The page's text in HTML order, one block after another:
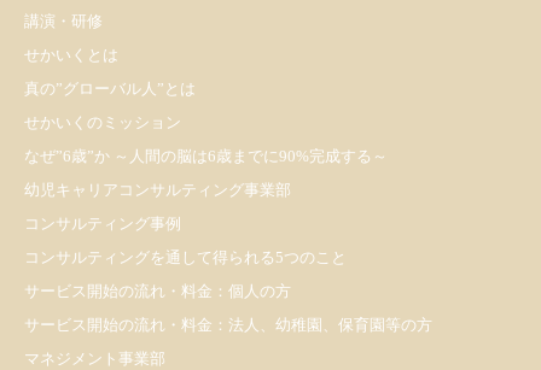
講演・研修
せかいくとは
真の”グローバル人”とは
せかいくのミッション
なぜ”6歳”か ～人間の脳は6歳までに90%完成する～
幼児キャリアコンサルティング事業部
コンサルティング事例
コンサルティングを通して得られる5つのこと
サービス開始の流れ・料金：個人の方
サービス開始の流れ・料金：法人、幼稚園、保育園等の方
マネジメント事業部